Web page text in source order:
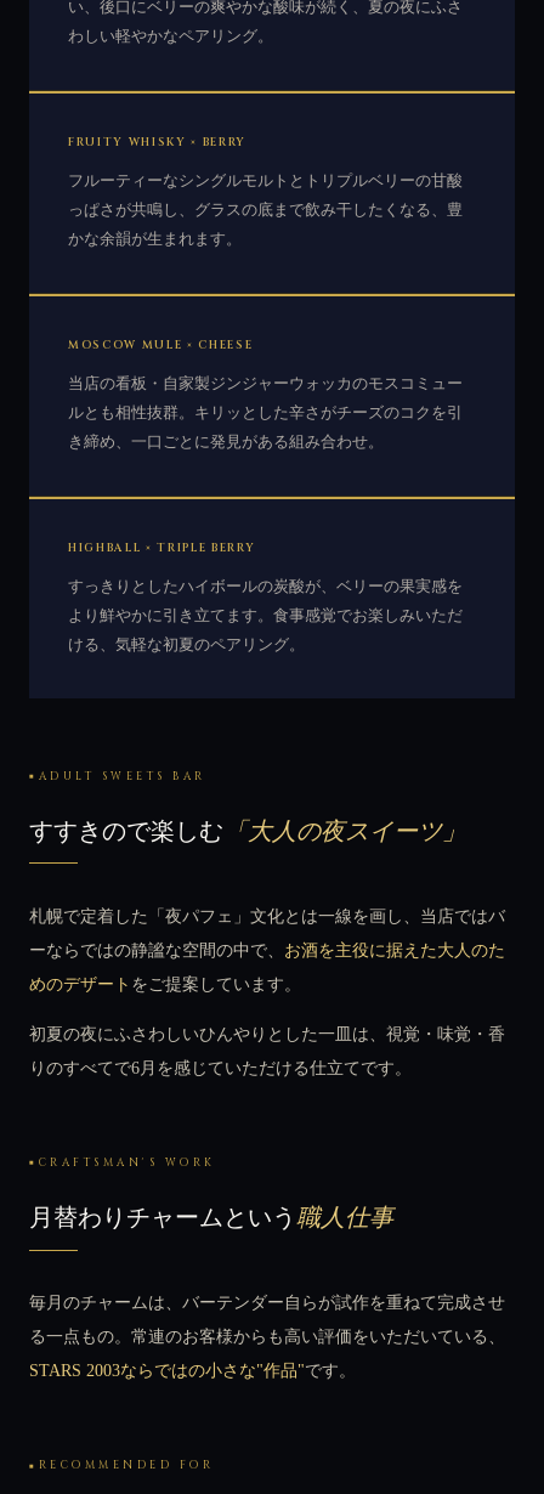
い、後口にベリーの爽やかな酸味が続く、夏の夜にふさ
わしい軽やかなペアリング。
FRUITY WHISKY × BERRY
フルーティーなシングルモルトとトリプルベリーの甘酸
っぱさが共鳴し、グラスの底まで飲み干したくなる、豊
かな余韻が生まれます。
MOSCOW MULE × CHEESE
当店の看板・自家製ジンジャーウォッカのモスコミュー
ルとも相性抜群。キリッとした辛さがチーズのコクを引
き締め、一口ごとに発見がある組み合わせ。
HIGHBALL × TRIPLE BERRY
すっきりとしたハイボールの炭酸が、ベリーの果実感を
より鮮やかに引き立てます。食事感覚でお楽しみいただ
ける、気軽な初夏のペアリング。
ADULT SWEETS BAR
すすきので楽しむ 「大人の夜スイーツ」
札幌で定着した「夜パフェ」文化とは一線を画し、当店ではバ
ーならではの静謐な空間の中で、 お酒を主役に据えた大人のた
めのデザート をご提案しています。
初夏の夜にふさわしいひんやりとした一皿は、視覚・味覚・香
りのすべてで6月を感じていただける仕立てです。
CRAFTSMAN'S WORK
月替わりチャームという 職人仕事
毎月のチャームは、バーテンダー自らが試作を重ねて完成させ
る一点もの。常連のお客様からも高い評価をいただいている、
STARS 2003ならではの小さな"作品"です。
RECOMMENDED FOR